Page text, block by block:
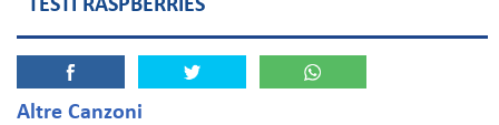
TESTI RASPBERRIES
Altre Canzoni